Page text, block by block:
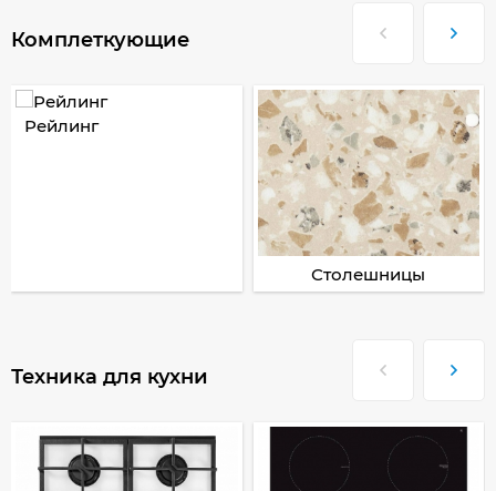
Комплеткующие
Рейлинг
Столешницы
Техника для кухни